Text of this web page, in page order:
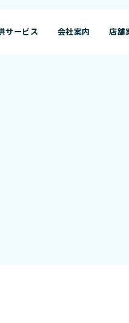
サービス
会社案内
店舗